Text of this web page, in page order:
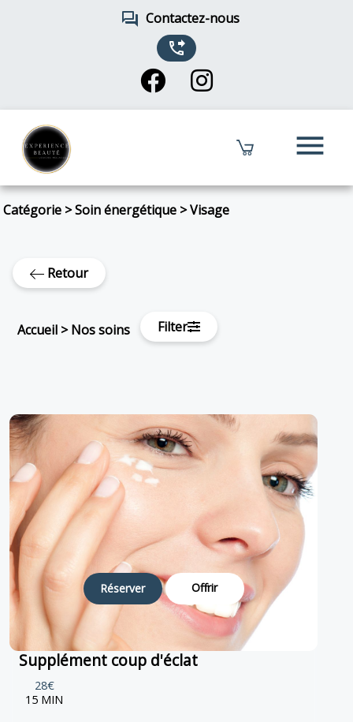
forum Contactez-nous
phone_forwarded
menu
Catégorie >Soin énergétique >Visage
Retour
Accueil >Nos soins Filter
Réserver Offrir
Supplément coup d'éclat
28€
15 MIN